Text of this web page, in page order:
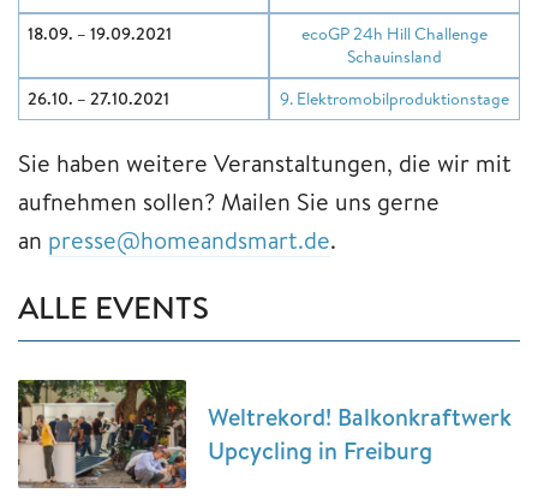
18.09. – 19.09.2021
ecoGP 24h Hill Challenge
Schauinsland
26.10. – 27.10.2021
9. Elektromobilproduktionstage
Sie haben weitere Veranstaltungen, die wir mit
aufnehmen sollen? Mailen Sie uns gerne
an presse@homeandsmart.de.
ALLE EVENTS
Weltrekord! Balkonkraftwerk
Upcycling in Freiburg